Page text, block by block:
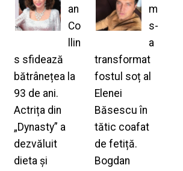
an
Co
llin
s sfidează
bătrânețea la
93 de ani.
Actrița din
„Dynasty” a
dezvăluit
dieta și
m
s-
a
transformat
fostul soț al
Elenei
Băsescu în
tătic coafat
de fetiță.
Bogdan